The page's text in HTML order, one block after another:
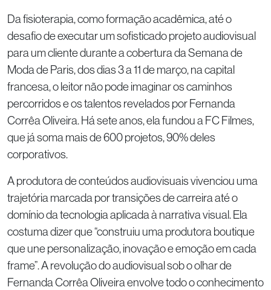
Da fisioterapia, como formação acadêmica, até o
desafio de executar um sofisticado projeto audiovisual
para um cliente durante a cobertura da Semana de
Moda de Paris, dos dias 3 a 11 de março, na capital
francesa, o leitor não pode imaginar os caminhos
percorridos e os talentos revelados por Fernanda
Corrêa Oliveira. Há sete anos, ela fundou a FC Filmes,
que já soma mais de 600 projetos, 90% deles
corporativos.
A produtora de conteúdos audiovisuais vivenciou uma
trajetória marcada por transições de carreira até o
domínio da tecnologia aplicada à narrativa visual. Ela
costuma dizer que “construiu uma produtora boutique
que une personalização, inovação e emoção em cada
frame”. A revolução do audiovisual sob o olhar de
Fernanda Corrêa Oliveira envolve todo o conhecimento